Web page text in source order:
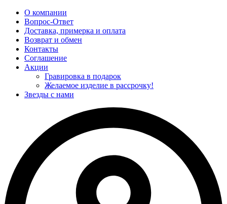
О компании
Вопрос-Ответ
Доставка, примерка и оплата
Возврат и обмен
Контакты
Соглашение
Акции
Гравировка в подарок
Желаемое изделие в рассрочку!
Звезды с нами